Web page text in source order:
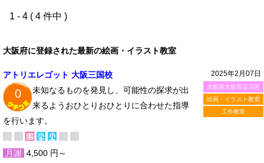
1 - 4 ( 4 件中 )
大阪府に登録された最新の絵画・イラスト教室
2025年2月07日
大阪府大阪市淀川区
絵画・イラスト教室
工作教室
アトリエレゴット 大阪三国校
0
未知なるものを発見し、可能性の探求が出
来るようおひとりおひとりに合わせた指導
を行います。
月謝 4,500 円～